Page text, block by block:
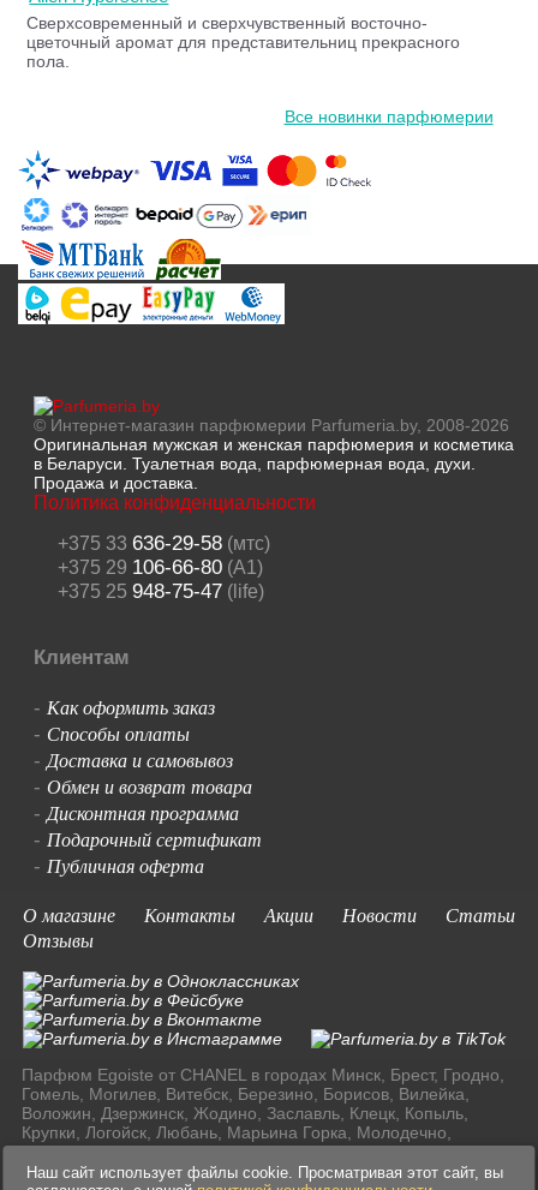
Сверхсовременный и сверхчувственный восточно-
цветочный аромат для представительниц прекрасного
пола.
Все новинки парфюмерии
© Интернет-магазин парфюмерии Parfumeria.by, 2008-2026
Оригинальная мужская и женская парфюмерия и косметика
в Беларуси. Туалетная вода, парфюмерная вода, духи.
Продажа и доставка.
Политика конфиденциальности
+375 33 636-29-58(мтс)
+375 29 106-66-80(A1)
+375 25 948-75-47(life)
Клиентам
- Как оформить заказ
- Способы оплаты
-Доставка и самовывоз
- Обмен и возврат товара
-Дисконтная программа
- Подарочный сертификат
- Публичная оферта
О магазине
Контакты Акции Новости
Статьи
Отзывы
Парфюм Egoiste от CHANEL в городах Минск, Брест, Гродно,
Гомель, Могилев, Витебск, Березино, Борисов, Вилейка,
Воложин, Дзержинск, Жодино, Заславль, Клецк, Копыль,
Крупки, Логойск, Любань, Марьина Горка, Молодечно,
Мядель, Несвиж, Слуцк, Смолевичи, Солигорск, Старые
Дороги, Столбцы, Узда, Фаниполь по доступным ценам в
Наш сайт использует файлы cookie. Просматривая этот сайт, вы